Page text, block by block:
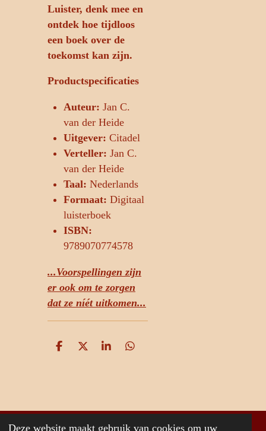
Deze website maakt gebruik van cookies om uw
Luister, denk mee en
ontdek hoe tijdloos
een boek over de
toekomst kan zijn.
Productspecificaties
Auteur: Jan C.
van der Heide
Uitgever: Citadel
Verteller: Jan C.
van der Heide
Taal: Nederlands
Formaat: Digitaal
luisterboek
ISBN:
9789070774578
...Voorspellingen zijn
er ook om te zorgen
dat ze níét uitkomen...
D
D
S
D